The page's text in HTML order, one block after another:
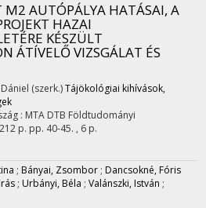
M2 AUTÓPÁLYA HATÁSAI, A
HAZAI
KÉSZÜLT
ÁTÍVELŐ VIZSGÁLAT ÉS
(szerk.)Tájökológiai kihívások,
: MTA DTB Földtudományi
212 p. pp. 40-45. , 6 p.
; Bányai, Zsombor ; Dancsokné, Fóris
; Urbányi, Béla ; Valánszki, István ;